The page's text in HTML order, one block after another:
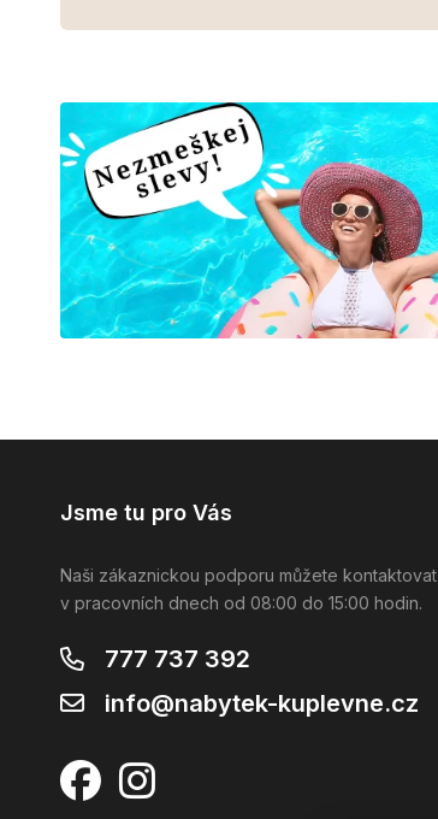
Jsme tu pro Vás
Naši zákaznickou podporu můžete kontaktovat
v pracovních dnech od 08:00 do 15:00 hodin.
777 737 392
info@nabytek-kuplevne.cz